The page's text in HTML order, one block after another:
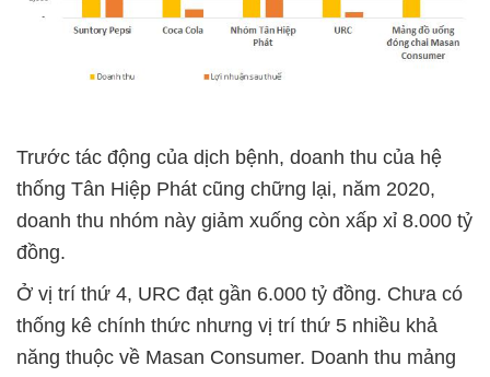
Trước tác động của dịch bệnh, doanh thu của hệ
thống Tân Hiệp Phát cũng chững lại, năm 2020,
doanh thu nhóm này giảm xuống còn xấp xỉ 8.000 tỷ
đồng.
Ở vị trí thứ 4, URC đạt gần 6.000 tỷ đồng. Chưa có
thống kê chính thức nhưng vị trí thứ 5 nhiều khả
năng thuộc về Masan Consumer. Doanh thu mảng